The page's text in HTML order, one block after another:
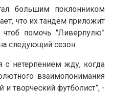
большим поклонником
что их тандем приложит
помочь "Ливерпулю”
следующий сезон.
с нетерпением жду, когда
взаимопонимания
и творческий футболист”, -